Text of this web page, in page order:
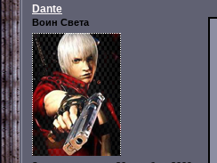
Dante
Воин Света